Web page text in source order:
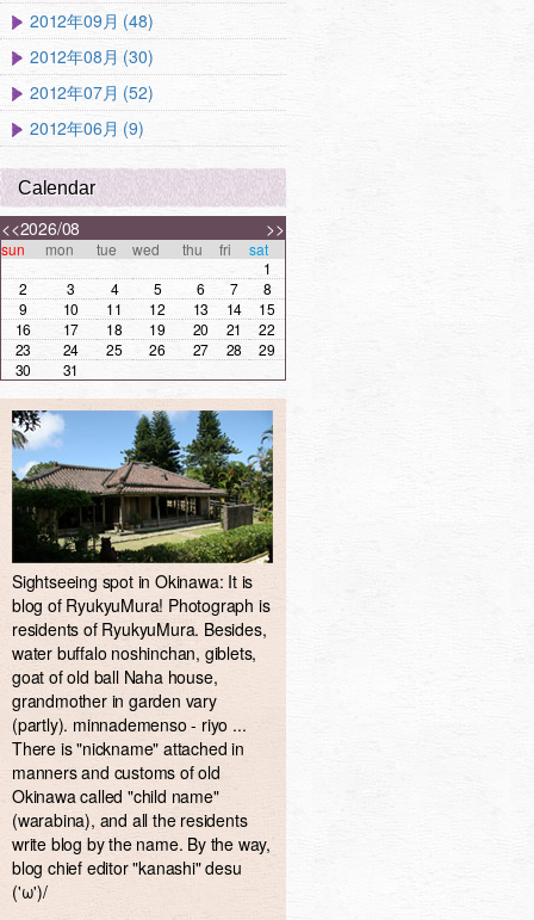
2012年09月 (48)
2012年08月 (30)
2012年07月 (52)
2012年06月 (9)
Calendar
<< >>
2026/08
sun mon tue wed thu fri
sat
1
2
3 4 5 6 7
8
9
10 11 12 13 14
15
16
17 18 19 20 21
22
23
24 25 26 27 28
29
30
31
Sightseeing spot in Okinawa: It is
blog of RyukyuMura! Photograph is
residents of RyukyuMura. Besides,
water buffalo noshinchan, giblets,
goat of old ball Naha house,
grandmother in garden vary
(partly). minnademenso - riyo ...
There is "nickname" attached in
manners and customs of old
Okinawa called "child name"
(warabina), and all the residents
write blog by the name. By the way,
blog chief editor "kanashi" desu
('ω')/